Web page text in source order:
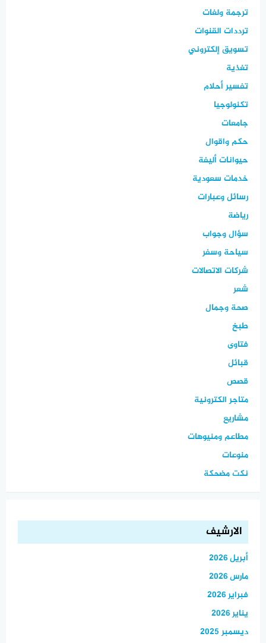
ترجمة ولغات
ترددات القنوات
تسويق إلكتروني
تغذية
تفسير أحلام
تكنولوجيا
جامعات
حكم واقوال
حيوانات أليفة
خدمات سعودية
رسائل وعبارات
رياضة
سؤال وجواب
سياحة وسفر
شركات الاتصالات
شعر
صحة وجمال
طبخ
فتاوى
قبائل
قصص
متاجر الكترونية
مشاريع
مطاعم ومنيوهات
منوعات
نكت مضحكة
الارشيف
أبريل 2026
مارس 2026
فبراير 2026
يناير 2026
ديسمبر 2025